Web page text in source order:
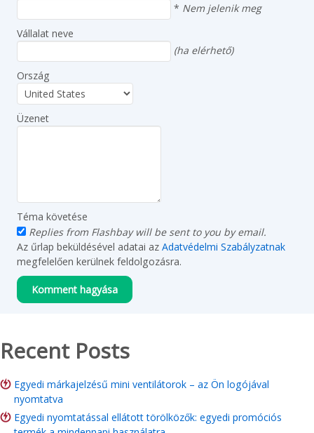
* Nem jelenik meg
Vállalat neve
(ha elérhető)
Ország
Üzenet
Téma követése
Replies from Flashbay will be sent to you by email.
Az űrlap beküldésével adatai az Adatvédelmi Szabályzatnak
megfelelően kerülnek feldolgozásra.
Recent Posts
Egyedi márkajelzésű mini ventilátorok – az Ön logójával
nyomtatva
Egyedi nyomtatással ellátott törölközők: egyedi promóciós